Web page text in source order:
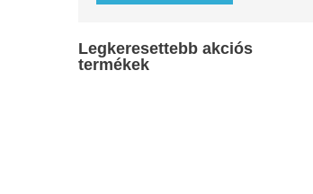
Legkeresettebb akciós
termékek